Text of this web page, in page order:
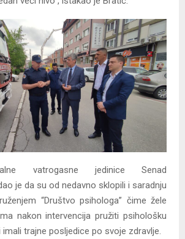
vatrogasne jedinice Senad
je da su od nedavno sklopili i saradnju
“Društvo psihologa” čime žele
nakon intervencija pružiti psihološku
trajne posljedice po svoje zdravlje.